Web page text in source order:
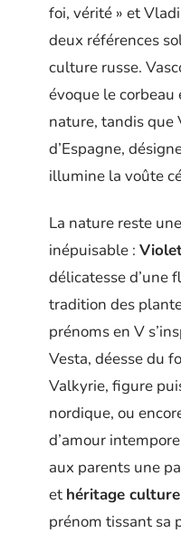
foi, vérité » et
deux références
culture russe.
évoque le corbeau
nature, tandis que
d’Espagne,
illumine la voûte
La nature reste
inépuisable :
délicatesse d’une
tradition des
prénoms en V
Vesta, déesse du
Valkyrie, figure
nordique, ou
d’amour
aux parents une
et héritage
prénom tissant sa